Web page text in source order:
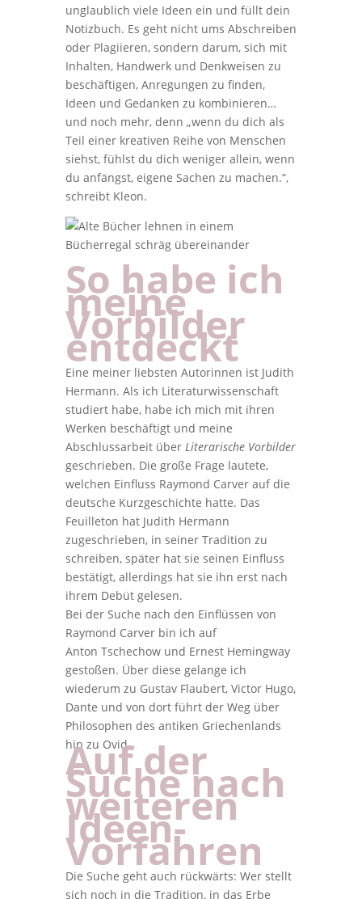
unglaublich viele Ideen ein und füllt dein
Notizbuch. Es geht nicht ums Abschreiben
oder Plagiieren, sondern darum, sich mit
Inhalten, Handwerk und Denkweisen zu
beschäftigen, Anregungen zu finden,
Ideen und Gedanken zu kombinieren…
und noch mehr, denn „wenn du dich als
Teil einer kreativen Reihe von Menschen
siehst, fühlst du dich weniger allein, wenn
du anfängst, eigene Sachen zu machen.“,
schreibt Kleon.
So habe ich
meine
Vorbilder
entdeckt
Eine meiner liebsten Autorinnen ist Judith
Hermann. Als ich Literaturwissenschaft
studiert habe, habe ich mich mit ihren
Werken beschäftigt und meine
Abschlussarbeit über Literarische Vorbilder
geschrieben. Die große Frage lautete,
welchen Einfluss Raymond Carver auf die
deutsche Kurzgeschichte hatte. Das
Feuilleton hat Judith Hermann
zugeschrieben, in seiner Tradition zu
schreiben, später hat sie seinen Einfluss
bestätigt, allerdings hat sie ihn erst nach
ihrem Debüt gelesen.
Bei der Suche nach den Einflüssen von
Raymond Carver bin ich auf
Anton Tschechow und Ernest Hemingway
gestoßen. Über diese gelange ich
wiederum zu Gustav Flaubert, Victor Hugo,
Dante und von dort führt der Weg über
Philosophen des antiken Griechenlands
hin zu Ovid.
Auf der
Suche nach
weiteren
Ideen-
Vorfahren
Die Suche geht auch rückwärts: Wer stellt
sich noch in die Tradition, in das Erbe